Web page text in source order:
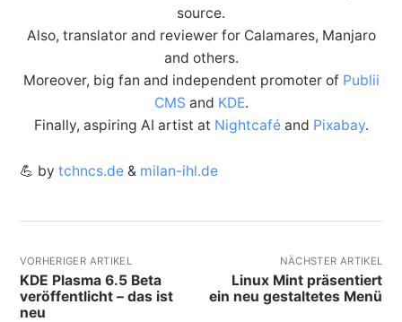
source.
Also, translator and reviewer for Calamares, Manjaro
and others.
Moreover, big fan and independent promoter of Publii
CMS and KDE.
Finally, aspiring AI artist at Nightcaféand Pixabay.
💪 by tchncs.de& milan-ihl.de
VORHERIGER ARTIKEL
KDE Plasma 6.5 Beta
veröffentlicht – das ist
neu
NÄCHSTER ARTIKEL
Linux Mint präsentiert
ein neu gestaltetes Menü